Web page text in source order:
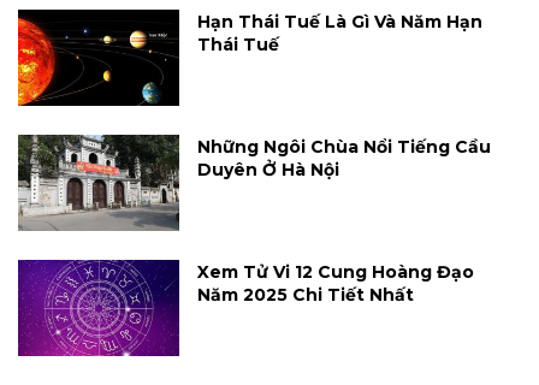
Hạn Thái Tuế Là Gì Và Năm Hạn
Thái Tuế
Những Ngôi Chùa Nổi Tiếng Cầu
Duyên Ở Hà Nội
Xem Tử Vi 12 Cung Hoàng Đạo
Năm 2025 Chi Tiết Nhất